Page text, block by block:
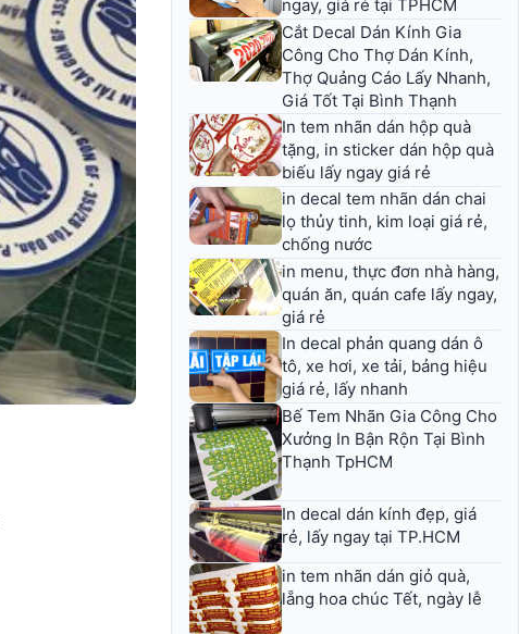
ngay, giá rẻ tại TPHCM
Cắt Decal Dán Kính Gia
Công Cho Thợ Dán Kính,
Thợ Quảng Cáo Lấy Nhanh,
Giá Tốt Tại Bình Thạnh
In tem nhãn dán hộp quà
tặng, in sticker dán hộp quà
biếu lấy ngay giá rẻ
in decal tem nhãn dán chai
lọ thủy tinh, kim loại giá rẻ,
chống nước
in menu, thực đơn nhà hàng,
quán ăn, quán cafe lấy ngay,
giá rẻ
In decal phản quang dán ô
tô, xe hơi, xe tải, bảng hiệu
giá rẻ, lấy nhanh
Bế Tem Nhãn Gia Công Cho
Xưởng In Bận Rộn Tại Bình
Thạnh TpHCM
In decal dán kính đẹp, giá
rẻ, lấy ngay tại TP.HCM
in tem nhãn dán giỏ quà,
lẵng hoa chúc Tết, ngày lễ